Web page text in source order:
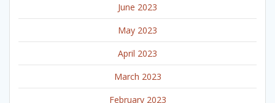
June 2023
May 2023
April 2023
March 2023
February 2023